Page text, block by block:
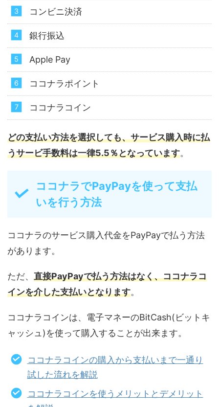
コンビニ決済
銀行振込
Apple Pay
ココナラポイント
ココナラコイン
どの支払い方法を選択しても、サービス購入時に払
うサービ手数料は一律5.5％となっています。
ココナラでPayPayを使って支払
いを行う方法
ココナラのサービス購入代金をPayPayで払う方法
があります。
ただ、 直接PayPayで払う方法はなく、ココナラコ
インを介した支払いとなります。
ココナラコインは、電子マネーのBitCash(ビットキ
ャッシュ)を使って購入することが出来ます。
ココナラコインの購入から支払いまで一通り
試した流れを解説
ココナラコインを使うメリットとデメリット